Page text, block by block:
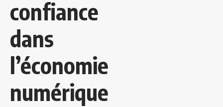
confiance
dans
l’économie
numérique